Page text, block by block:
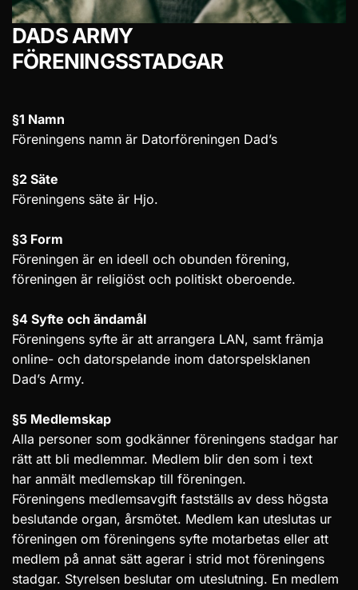
DADS ARMY
FÖRENINGSSTADGAR
§1 Namn
Föreningens namn är Datorföreningen Dad’s
§2 Säte
Föreningens säte är Hjo.
§3 Form
Föreningen är en ideell och obunden förening,
föreningen är religiöst och politiskt oberoende.
§4 Syfte och ändamål
Föreningens syfte är att arrangera LAN, samt främja
online- och datorspelande inom datorspelsklanen
Dad’s Army.
§5 Medlemskap
Alla personer som godkänner föreningens stadgar har
rätt att bli medlemmar. Medlem blir den som i text
har anmält medlemskap till föreningen.
Föreningens medlemsavgift fastställs av dess högsta
beslutande organ, årsmötet. Medlem kan uteslutas ur
föreningen om föreningens syfte motarbetas eller att
medlem på annat sätt agerar i strid mot föreningens
stadgar. Styrelsen beslutar om uteslutning. En medlem